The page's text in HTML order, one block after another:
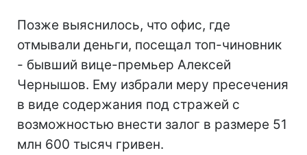
Позже выяснилось, что офис, где
отмывали деньги, посещал топ-чиновник
- бывший вице-премьер Алексей
Чернышов. Ему избрали меру пресечения
в виде содержания под стражей с
возможностью внести залог в размере 51
млн 600 тысяч гривен.